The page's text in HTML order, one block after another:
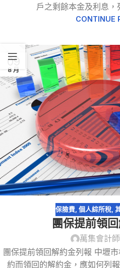
戶之剩餘本金及利息，
CONTINUE
09
8 月
保險費, 個人綜所稅,
團保提前領
萬集會計
團保提前領回解約金列報 中壢
約而領回的解約金，應如何列